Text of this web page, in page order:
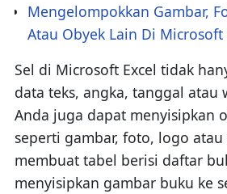
Mengelompokkan Gambar,
Atau Obyek Lain Di Microsoft
Sel di Microsoft Excel tidak
data teks, angka, tanggal atau
Anda juga dapat menyisipkan
seperti gambar, foto, logo atau
membuat tabel berisi daftar
menyisipkan gambar buku ke